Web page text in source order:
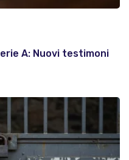
A: Nuovi testimoni